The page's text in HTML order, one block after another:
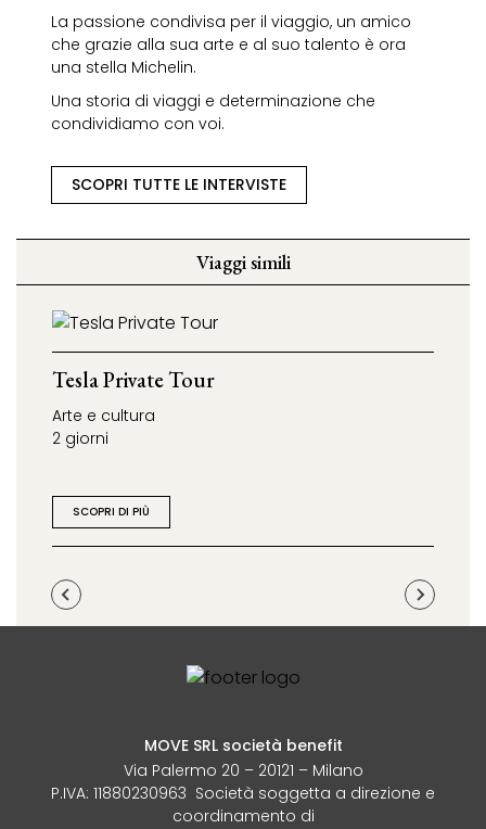
La passione condivisa per il viaggio, un amico
che grazie alla sua arte e al suo talento è ora
una stella Michelin.
Una storia di viaggi e determinazione che
condividiamo con voi.
SCOPRI TUTTE LE INTERVISTE
Viaggi simili
Tesla Private Tour
Arte e cultura
2 giorni
SCOPRI DI PIÙ
MOVE SRL società benefit
Via Palermo 20 – 20121 – Milano
P.IVA: 11880230963 Società soggetta a direzione e
coordinamento di